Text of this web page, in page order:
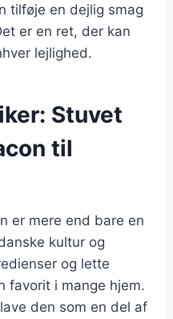
tilføje en dejlig smag
er en ret, der kan
lejlighed.
Stuvet
til
er mere end bare en
kultur og
og lette
favorit i mange hjem.
den som en del af